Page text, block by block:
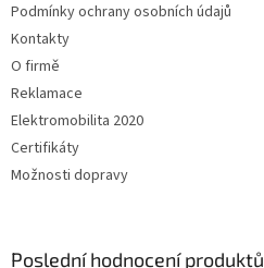
Podmínky ochrany osobních údajů
Kontakty
O firmě
Reklamace
Elektromobilita 2020
Certifikáty
Možnosti dopravy
Poslední hodnocení produktů